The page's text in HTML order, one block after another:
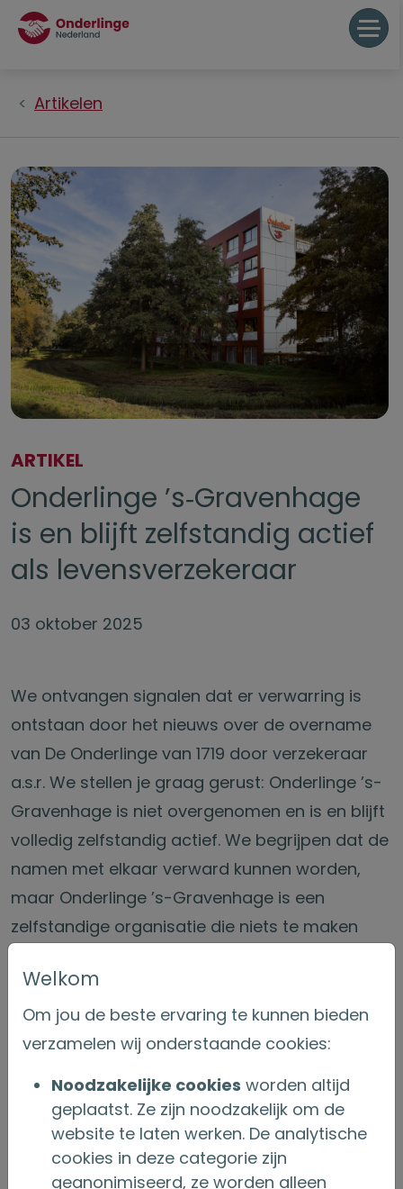
Artikelen
ARTIKEL
Onderlinge ’s‑Gravenhage
is en blijft zelfstandig actief
als levensverzekeraar
03 oktober 2025
We ontvangen signalen dat er verwarring is
ontstaan door het nieuws over de overname
van De Onderlinge van 1719 door verzekeraar
a.s.r. We stellen je graag gerust: Onderlinge ’s-
Gravenhage is niet overgenomen en is en blijft
volledig zelfstandig actief. We begrijpen dat de
namen met elkaar verward kunnen worden,
maar Onderlinge ’s-Gravenhage is een
zelfstandige organisatie die niets te maken
verzekeringen bij ons lopen dus gewoon door.
Mocht je vragen hebben, dan staan wij graag
voor je klaar via telefoon en e-mail.
130-jarig jubileum
Dit jaar viert Onderlinge ’s-Gravenhage haar
Welkom
Om jou de beste ervaring te kunnen bieden
verzamelen wij onderstaande cookies:
Noodzakelijke cookies worden altijd
geplaatst. Ze zijn noodzakelijk om de
website te laten werken. De analytische
cookies in deze categorie zijn
geanonimiseerd, ze worden alleen